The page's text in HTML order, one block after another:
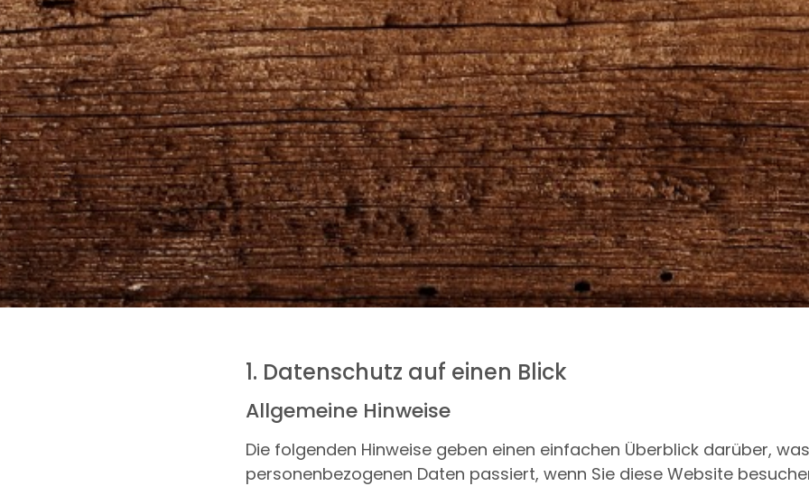
1. Datenschutz auf einen Blick
Allgemeine Hinweise
Die folgenden Hinweise geben einen einfachen Überblick darüber,
personenbezogenen Daten passiert, wenn Sie diese Website